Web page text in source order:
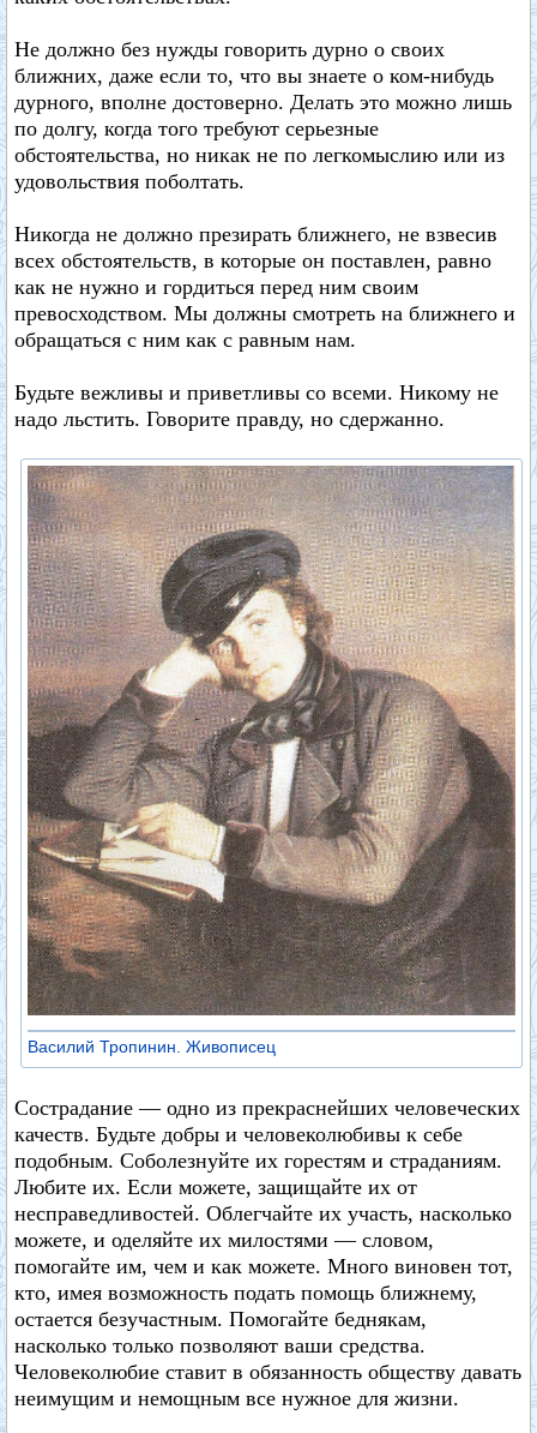
Не должно без нужды говорить дурно о своих
ближних, даже если то, что вы знаете о ком-нибудь
дурного, вполне достоверно. Делать это можно лишь
по долгу, когда того требуют серьезные
обстоятельства, но никак не по легкомыслию или из
удовольствия поболтать.
Никогда не должно презирать ближнего, не взвесив
всех обстоятельств, в которые он поставлен, равно
как не нужно и гордиться перед ним своим
превосходством. Мы должны смотреть на ближнего и
обращаться с ним как с равным нам.
Будьте вежливы и приветливы со всеми. Никому не
надо льстить. Говорите правду, но сдержанно.
Василий Тропинин. Живописец
Сострадание — одно из прекраснейших человеческих
качеств. Будьте добры и человеколюбивы к себе
подобным. Соболезнуйте их горестям и страданиям.
Любите их. Если можете, защищайте их от
несправедливостей. Облегчайте их участь, насколько
можете, и оделяйте их милостями — словом,
помогайте им, чем и как можете. Много виновен тот,
кто, имея возможность подать помощь ближнему,
остается безучастным. Помогайте беднякам,
насколько только позволяют ваши средства.
Человеколюбие ставит в обязанность обществу давать
неимущим и немощным все нужное для жизни.